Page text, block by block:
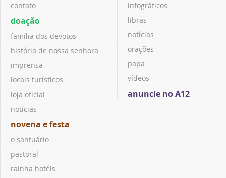
contato
doação
família dos devotos
história de nossa senhora
imprensa
locais turísticos
loja oficial
notícias
novena e festa
o santuário
pastoral
rainha hotéis
infográficos
libras
notícias
orações
papa
vídeos
anuncie no A12